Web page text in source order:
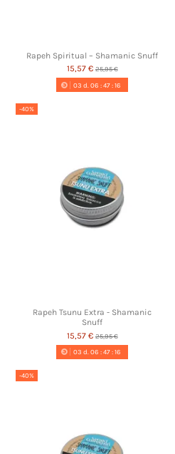
Rapeh Spiritual – Shamanic Snuff
15,57 € 25,95 €
03 d. 06 :47:16
-40%
Rapeh Tsunu Extra - Shamanic
Snuff
15,57 € 25,95 €
03 d. 06 :47:16
-40%